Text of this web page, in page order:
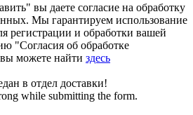
вы даете согласие на обработку
Мы гарантируем использование
регистрации и обработки вашей
"Согласия об обработке
можете найти здесь
в отдел доставки!
while submitting the form.